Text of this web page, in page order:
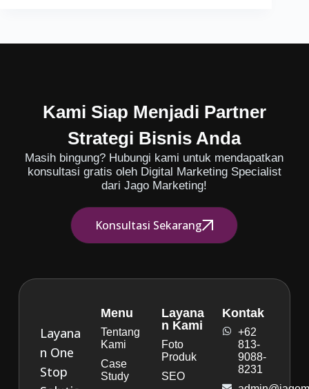
Kami Siap Menjadi Partner
Strategi Bisnis Anda
Masih bingung? Hubungi kami untuk mendapatkan
konsultasi gratis oleh Digital Marketing Specialist
dari Jago Marketing!
Konsultasi Sekarang
Layana
n One
Stop
Menu
Tentang
Kami
Case
Study
Layana
n Kami
Foto
Produk
SEO
Kontak
+62
813-
9088-
8231